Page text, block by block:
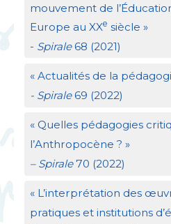
mouvement de
Europe au XXe siècle »
- Spirale68 (2021)
« Actualités de la
- Spirale69 (2022)
« Quelles pédagogies
l’Anthropocène ? »
– Spirale70 (2022)
« L’interprétation des
pratiques et institutions